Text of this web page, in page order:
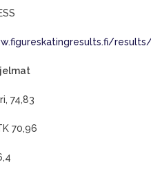
results/
74,83
70,96